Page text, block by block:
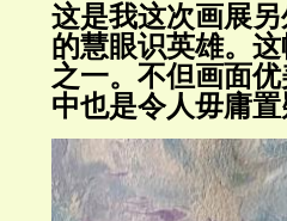
这是我这次画展
的慧眼识英雄。
之一。不但画面
中也是令人毋庸置